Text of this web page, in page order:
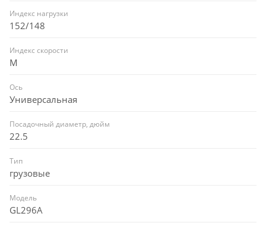
Индекс нагрузки
152/148
Индекс скорости
M
Ось
Универсальная
Посадочный диаметр, дюйм
22.5
Тип
грузовые
Модель
GL296A